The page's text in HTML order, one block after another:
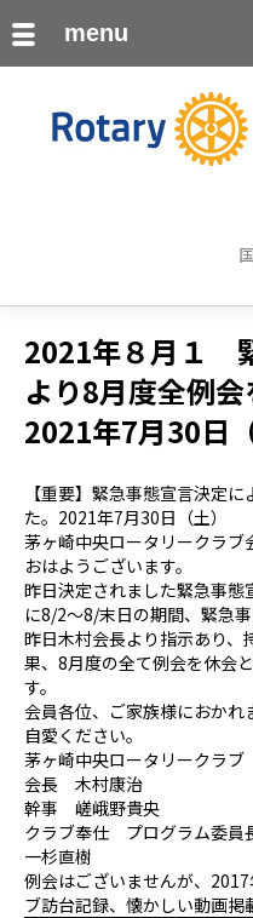
2021年８月１
より8月度全例会
2021年7月30日（
【重要】緊急事態宣言決定
た。2021年7月30日（土）
茅ヶ崎中央ロータリークラブ
おはようございます。
昨日決定されました緊急事
に8/2〜8/末日の期間、緊急事
昨日木村会長より指示あり
果、8月度の全て例会を休会
す。
会員各位、ご家族様におか
自愛ください。
茅ヶ崎中央ロータリークラブ
会長 木村康治
幹事 嵯峨野貴央
クラブ奉仕 プログラム委員
一杉直樹
例会はございませんが、
ブ訪台記録、懐かしい動画掲
menu